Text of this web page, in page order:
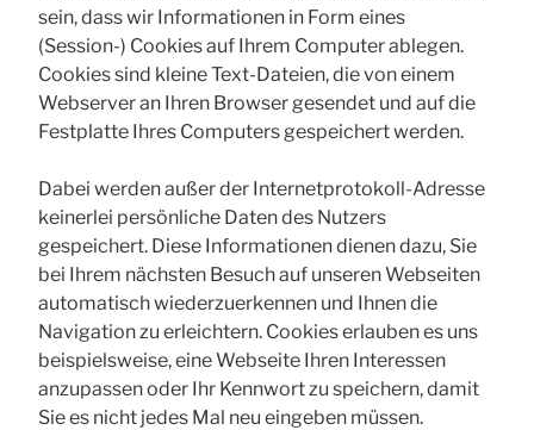
sein, dass wir Informationen in Form eines
(Session-) Cookies auf Ihrem Computer ablegen.
Cookies sind kleine Text-Dateien, die von einem
Webserver an Ihren Browser gesendet und auf die
Festplatte Ihres Computers gespeichert werden.
Dabei werden außer der Internetprotokoll-Adresse
keinerlei persönliche Daten des Nutzers
gespeichert. Diese Informationen dienen dazu, Sie
bei Ihrem nächsten Besuch auf unseren Webseiten
automatisch wiederzuerkennen und Ihnen die
Navigation zu erleichtern. Cookies erlauben es uns
beispielsweise, eine Webseite Ihren Interessen
anzupassen oder Ihr Kennwort zu speichern, damit
Sie es nicht jedes Mal neu eingeben müssen.